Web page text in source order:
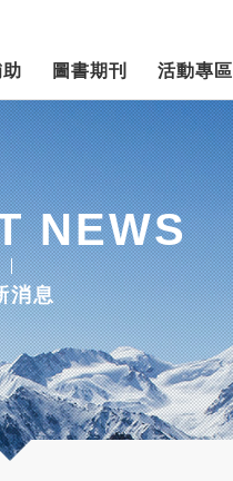
圖書期刊 活動專區
NEWS
消息